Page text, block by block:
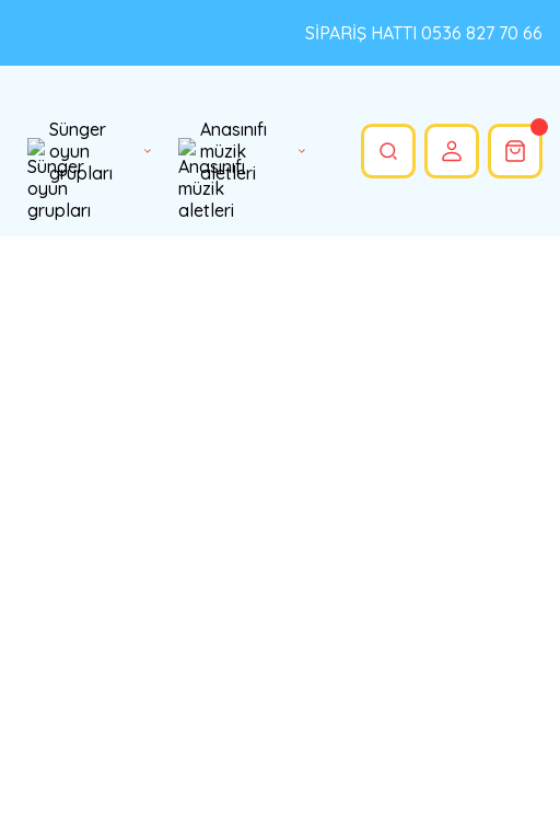
SİPARİŞ HATTI 0536 827 70 66
Sünger
oyun
grupları
Anasınıfı
müzik
aletleri